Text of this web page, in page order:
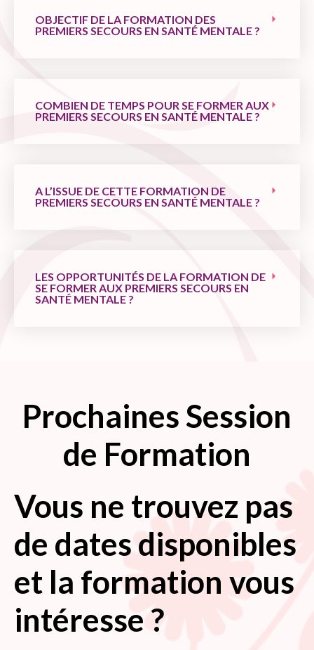
OBJECTIF DE LA FORMATION DES
PREMIERS SECOURS EN SANTÉ MENTALE ?
COMBIEN DE TEMPS POUR SE FORMER AUX
PREMIERS SECOURS EN SANTÉ MENTALE ?
A L’ISSUE DE CETTE FORMATION DE
PREMIERS SECOURS EN SANTÉ MENTALE ?
LES OPPORTUNITÉS DE LA FORMATION DE
SE FORMER AUX PREMIERS SECOURS EN
SANTÉ MENTALE ?
Prochaines Session
de Formation
Vous ne trouvez pas
de dates disponibles
et la formation vous
intéresse ?